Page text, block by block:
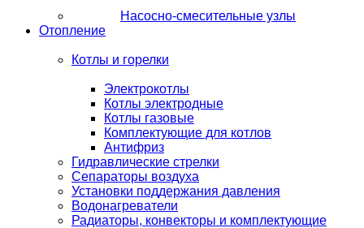
Насосно-смесительные узлы
Отопление
Котлы и горелки
Электрокотлы
Котлы электродные
Котлы газовые
Комплектующие для котлов
Антифриз
Гидравлические стрелки
Сепараторы воздуха
Установки поддержания давления
Водонагреватели
Радиаторы, конвекторы и комплектующие